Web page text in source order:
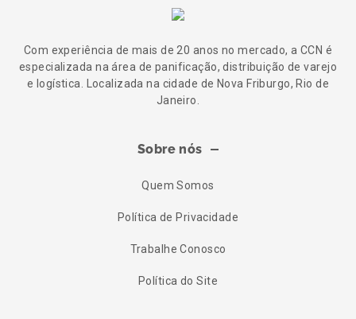
Com experiência de mais de 20 anos no mercado, a CCN é
especializada na área de panificação, distribuição de varejo
e logística. Localizada na cidade de Nova Friburgo, Rio de
Janeiro.
Sobre nós
Quem Somos
Política de Privacidade
Trabalhe Conosco
Política do Site